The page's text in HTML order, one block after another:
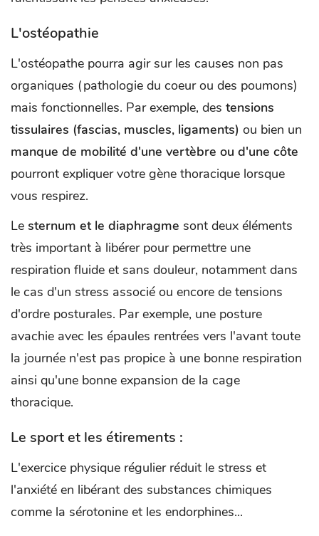
L'ostéopathie
L'ostéopathe pourra agir sur les causes non pas
organiques (pathologie du coeur ou des poumons)
mais fonctionnelles. Par exemple, des tensions
tissulaires (fascias, muscles, ligaments) ou bien un
manque de mobilité d'une vertèbre ou d'une côte
pourront expliquer votre gène thoracique lorsque
vous respirez.
Le sternum et le diaphragme sont deux éléments
très important à libérer pour permettre une
respiration fluide et sans douleur, notamment dans
le cas d'un stress associé ou encore de tensions
d'ordre posturales. Par exemple, une posture
avachie avec les épaules rentrées vers l'avant toute
la journée n'est pas propice à une bonne respiration
ainsi qu'une bonne expansion de la cage
thoracique.
Le sport et les étirements :
L'exercice physique régulier réduit le stress et
l'anxiété en libérant des substances chimiques
comme la sérotonine et les endorphines...